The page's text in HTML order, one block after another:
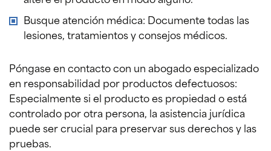
Busque atención médica: Documente todas las
lesiones, tratamientos y consejos médicos.
Póngase en contacto con un abogado especializado
en responsabilidad por productos defectuosos:
Especialmente si el producto es propiedad o está
controlado por otra persona, la asistencia jurídica
puede ser crucial para preservar sus derechos y las
pruebas.